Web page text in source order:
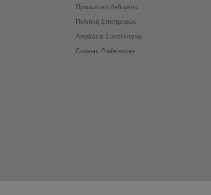
Προσωπικά Δεδομένα
Πολιτική Επιστροφών
Ασφάλεια Συναλλαγών
Consent Preferences